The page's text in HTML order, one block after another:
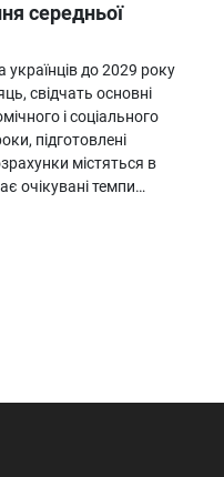
середньої
українців до 2029 року
свідчать основні
і соціального
підготовлені
містяться в
очікувані темпи…